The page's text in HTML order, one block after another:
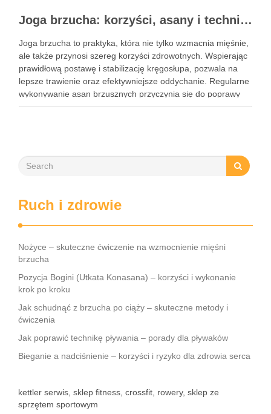
Joga brzucha: korzyści, asany i techniki oddechowe
Joga brzucha to praktyka, która nie tylko wzmacnia mięśnie,
ale także przynosi szereg korzyści zdrowotnych. Wspierając
prawidłową postawę i stabilizację kręgosłupa, pozwala na
lepsze trawienie oraz efektywniejsze oddychanie. Regularne
wykonywanie asan brzusznych przyczynia się do poprawy
elastyczności i równowagi, a także staje się kluczem do
Ruch i zdrowie
Nożyce – skuteczne ćwiczenie na wzmocnienie mięśni
brzucha
Pozycja Bogini (Utkata Konasana) – korzyści i wykonanie
krok po kroku
Jak schudnąć z brzucha po ciąży – skuteczne metody i
ćwiczenia
Jak poprawić technikę pływania – porady dla pływaków
Bieganie a nadciśnienie – korzyści i ryzyko dla zdrowia serca
kettler serwis, sklep fitness, crossfit, rowery, sklep ze
sprzętem sportowym